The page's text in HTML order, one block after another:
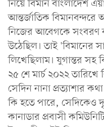
নিয়ে বিমান বাংলাদেশ
আন্তর্জাতিক
নিজের আবেগকে সংবরণ
উঠেছিল। তাই 'বিমানের
লিখেছিলাম। যুগান্তর সহ
২৫ শে মার্চ ২০২২ তারিখে
সেদিন নানা প্রত্যাশার
কি হতে পারে, সেদিকেও
কানাডার প্রবাসী